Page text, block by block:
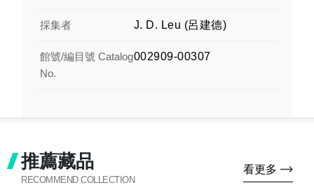
採集者 J. D. Leu (呂建德)
館號/編目號 Catalog
No.
002909-00307
推薦藏品
RECOMMEND COLLECTION
看更多